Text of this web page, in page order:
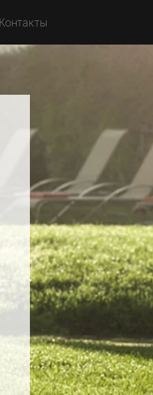
Контакты